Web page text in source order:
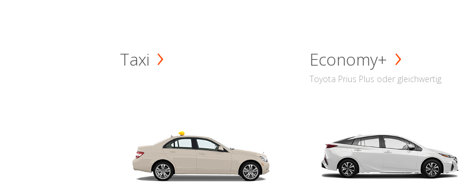
Taxi Economy+
Toyota Prius Plus oder gleichwertig